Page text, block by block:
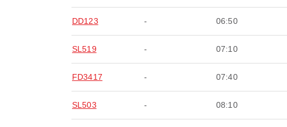
DD123 - 06:50
SL519 - 07:10
FD3417 - 07:40
SL503 - 08:10